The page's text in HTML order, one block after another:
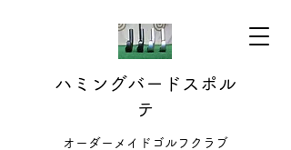
ハミングバードスポル
テ
​​オーダーメイドゴルフクラブ